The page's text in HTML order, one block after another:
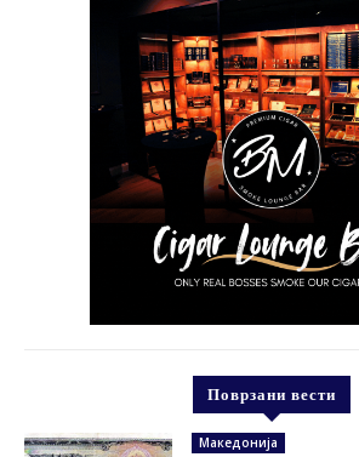
Поврзани вести
Македонија